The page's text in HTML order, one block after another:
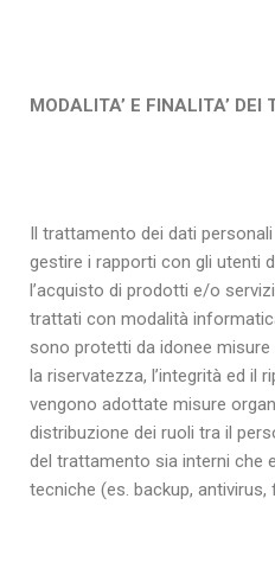
MODALITA’ E FINALITA’ DEI
Il trattamento dei dati
gestire i rapporti con gli utenti
l’acquisto di prodotti e/o
trattati con modalità
sono protetti da idonee
la riservatezza, l’integrità ed il
vengono adottate misure
distribuzione dei ruoli tra il
del trattamento sia interni che
tecniche (es. backup, antivirus,